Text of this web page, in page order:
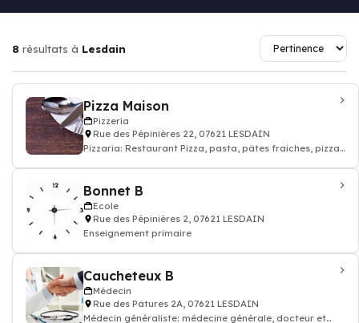
8 résultats à Lesdain
Pizza Maison
Pizzeria
Rue des Pépinières 22, 07621 LESDAIN
Pizzaria: Restaurant Pizza, pasta, pâtes fraiches, pizza
Bonnet B
Ecole
Rue des Pépinières 2, 07621 LESDAIN
Enseignement primaire
Caucheteux B
Médecin
Rue des Pâtures 2A, 07621 LESDAIN
Médecin généraliste: médecine générale, docteur et